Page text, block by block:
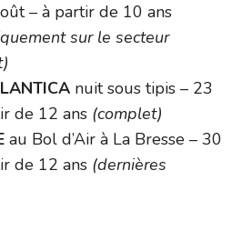
– à partir de 10 ans
sur le secteur
nuit sous tipis – 23
de 12 ans (complet)
au Bol d’Air à La Bresse – 30
de 12 ans (dernières